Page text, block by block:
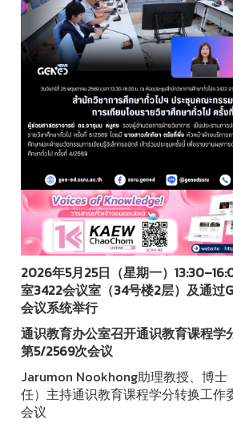
2026年5月25日（星期一）
室3422会议室（34号楼2层）及通过
会议系统举行
通识教育办公室召开通识教育课程学
第5/2569次会议
Jarumon Nookhong助理教授、博士
任）主持通识教育课程学分转换工作
会议